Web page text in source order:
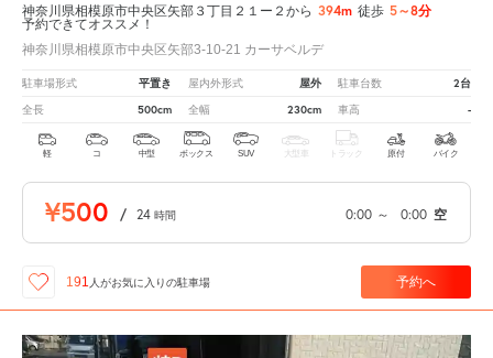
神奈川県相模原市中央区矢部３丁目２１ー２から 394m 徒歩 5～8分
予約できてオススメ！
神奈川県相模原市中央区矢部3-10-21 カーサベルデ
駐車場形式 平置き 屋内外形式 屋外 駐車台数 2台
全長 500cm 全幅 230cm 車高 -
軽 コ 中型 ボックス SUV 大型車 トラック 原付 バイク
¥500 / 24 時間 0:00 ～ 0:00 空
191 人がお気に入りの駐車場 予約へ